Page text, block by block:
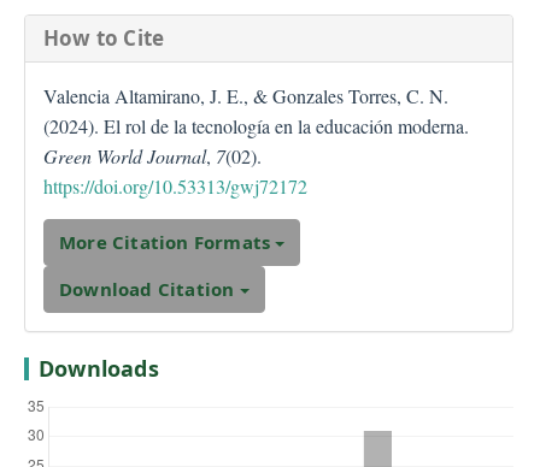
How to Cite
Valencia Altamirano, J. E., & Gonzales Torres, C. N.
(2024). El rol de la tecnología en la educación moderna.
Green World Journal, 7(02).
https://doi.org/10.53313/gwj72172
More Citation Formats
Download Citation
Downloads